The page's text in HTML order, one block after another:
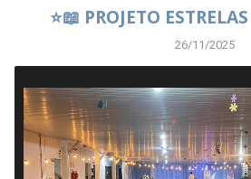
⭐📖 PROJETO
26/11/2025